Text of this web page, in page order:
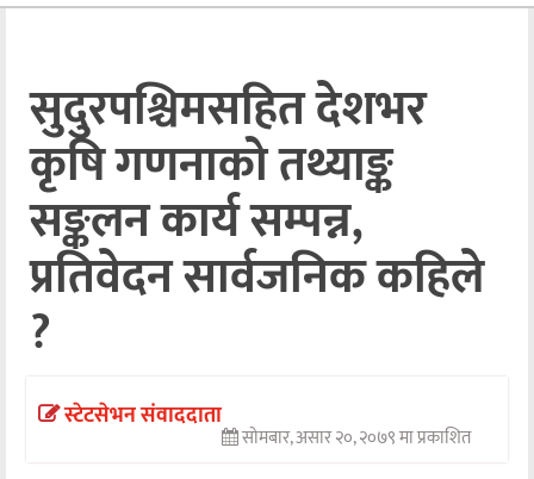
अन्तराष्ट्रिय
अन्तर्वार्ता
अर्थ
खेलकुद
मनोरञ्जन
अन्य
सुदुरपश्चिमसहित देशभर
कृषि गणनाको तथ्याङ्क
सङ्कलन कार्य सम्पन्न,
प्रतिवेदन सार्वजनिक कहिले
?
स्टेटसेभन संवाददाता
सोमबार, असार २०, २०७९ मा प्रकाशित